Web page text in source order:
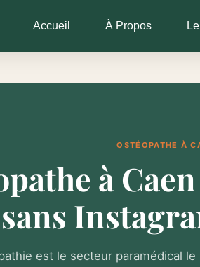
Accueil À Propos
OSTÉOPATHE À
à
est le secteur paramédical